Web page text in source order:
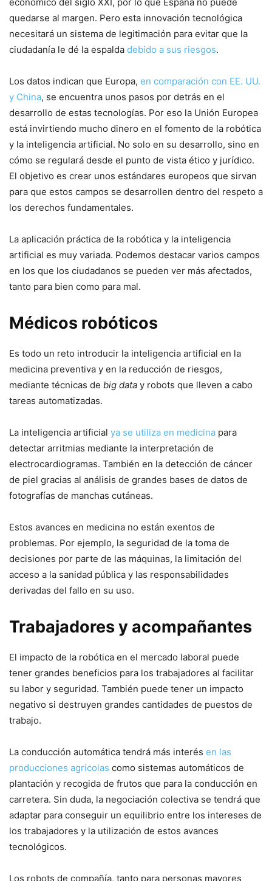
quedarse al margen. Pero esta innovación tecnológica
necesitará un sistema de legitimación para evitar que la
ciudadanía le dé la espalda debido a sus riesgos.
Los datos indican que Europa, en comparación con EE. UU.
y China, se encuentra unos pasos por detrás en el
desarrollo de estas tecnologías. Por eso la Unión Europea
está invirtiendo mucho dinero en el fomento de la robótica
y la inteligencia artificial. No solo en su desarrollo, sino en
cómo se regulará desde el punto de vista ético y jurídico.
El objetivo es crear unos estándares europeos que sirvan
para que estos campos se desarrollen dentro del respeto a
los derechos fundamentales.
La aplicación práctica de la robótica y la inteligencia
artificial es muy variada. Podemos destacar varios campos
en los que los ciudadanos se pueden ver más afectados,
tanto para bien como para mal.
Médicos robóticos
Es todo un reto introducir la inteligencia artificial en la
medicina preventiva y en la reducción de riesgos,
mediante técnicas de big data y robots que lleven a cabo
tareas automatizadas.
La inteligencia artificial ya se utiliza en medicina para
detectar arritmias mediante la interpretación de
electrocardiogramas. También en la detección de cáncer
de piel gracias al análisis de grandes bases de datos de
fotografías de manchas cutáneas.
Estos avances en medicina no están exentos de
problemas. Por ejemplo, la seguridad de la toma de
decisiones por parte de las máquinas, la limitación del
acceso a la sanidad pública y las responsabilidades
derivadas del fallo en su uso.
Trabajadores y acompañantes
El impacto de la robótica en el mercado laboral puede
tener grandes beneficios para los trabajadores al facilitar
su labor y seguridad. También puede tener un impacto
negativo si destruyen grandes cantidades de puestos de
trabajo.
La conducción automática tendrá más interés en las
producciones agrícolas como sistemas automáticos de
plantación y recogida de frutos que para la conducción en
carretera. Sin duda, la negociación colectiva se tendrá que
adaptar para conseguir un equilibrio entre los intereses de
los trabajadores y la utilización de estos avances
tecnológicos.
Los robots de compañía, tanto para personas mayores